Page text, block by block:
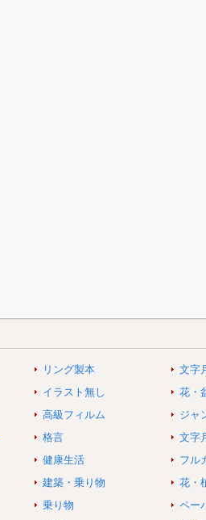
リング製本
文字
イラスト無し
花・
高級フィルム
ジャ
格言
文字
健康生活
フル
建築・乗り物
花・
乗り物
ペー